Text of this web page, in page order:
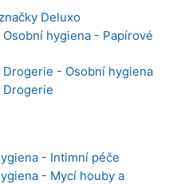
Deluxo
hygiena - Papírové
- Osobní hygiena
Drogerie
- Intimní péče
- Mycí houby a